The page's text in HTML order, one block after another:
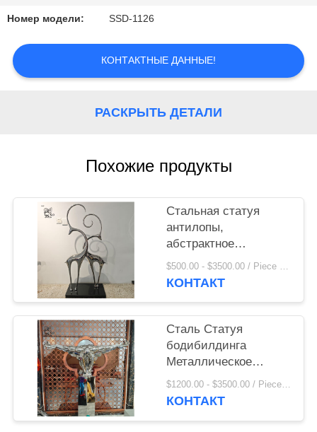
Номер модели: SSD-1126
КОНТАКТНЫЕ ДАННЫЕ!
РАСКРЫТЬ ДЕТАЛИ
Похожие продукты
Стальная статуя
антилопы,
абстрактное
искусство,
зеркальная
роскошный домашний
декор, отель, вилла
$500.00 - $3500.00 / Piece MOQ:1
КОНТАКТ
Сталь Статуя
бодибилдинга
Металлическое
зеркало Мускульная
скульптура Мужчина
$1200.00 - $3500.00 / Piece MOQ:1
КОНТАКТ